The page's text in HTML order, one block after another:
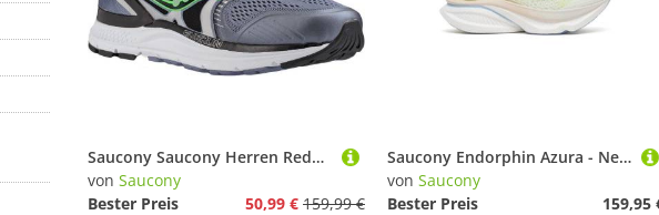
Saucony Saucony Herren Redeemer Iso 2 Fitnessschuhe 40.5 EU Fitnessschuh
von Saucony
Bester Preis
50,99 € 159,99 €
Saucony Endorphin Azura - Neutralschuh Laufschuh
von Saucony
Bester Preis
159,95